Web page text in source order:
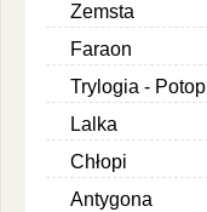
Zemsta
Faraon
Trylogia - Potop
Lalka
Chłopi
Antygona